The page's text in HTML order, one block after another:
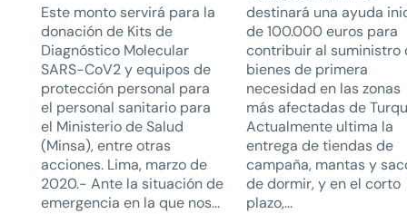
Este monto servirá para la
donación de Kits de
Diagnóstico Molecular
SARS-CoV2 y equipos de
protección personal para
el personal sanitario para
el Ministerio de Salud
(Minsa), entre otras
acciones. Lima, marzo de
2020.- Ante la situación de
emergencia en la que nos...
destinará una ayuda
de 100.000 euros para
contribuir al suministro
bienes de primera
necesidad en las zonas
más afectadas de
Actualmente ultima la
entrega de tiendas de
campaña, mantas y
de dormir, y en el corto
plazo,...